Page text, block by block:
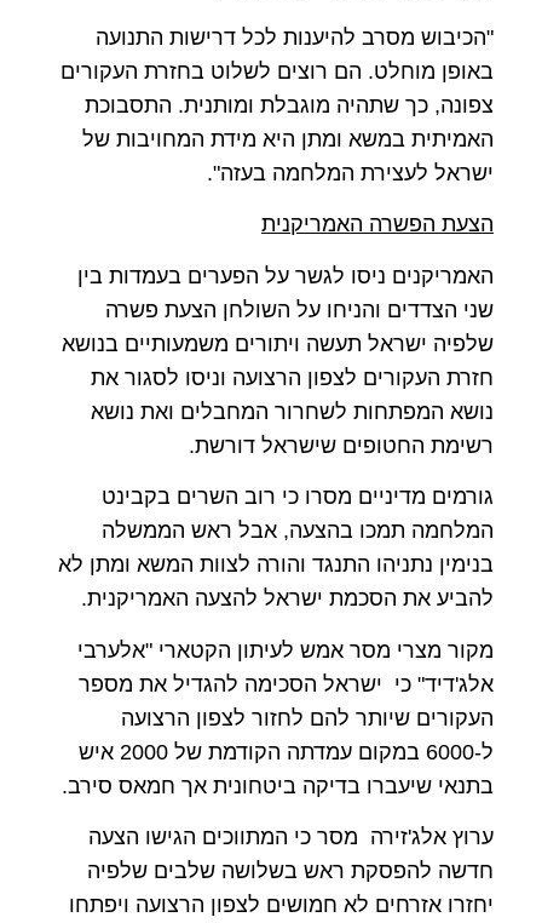
"הכיבוש מסרב להיענות לכל דרישות התנועה
באופן מוחלט. הם רוצים לשלוט בחזרת העקורים
צפונה, כך שתהיה מוגבלת ומותנית. התסבוכת
האמיתית במשא ומתן היא מידת המחויבות של
ישראל לעצירת המלחמה בעזה".
הצעת הפשרה האמריקנית
האמריקנים ניסו לגשר על הפערים בעמדות בין
שני הצדדים והניחו על השולחן הצעת פשרה
שלפיה ישראל תעשה ויתורים משמעותיים בנושא
חזרת העקורים לצפון הרצועה וניסו לסגור את
נושא המפתחות לשחרור המחבלים ואת נושא
רשימת החטופים שישראל דורשת.
גורמים מדיניים מסרו כי רוב השרים בקבינט
המלחמה תמכו בהצעה, אבל ראש הממשלה
בנימין נתניהו התנגד והורה לצוות המשא ומתן לא
להביע את הסכמת ישראל להצעה האמריקנית.
מקור מצרי מסר אמש לעיתון הקטארי "אלערבי
אלג'דיד" כי ישראל הסכימה להגדיל את מספר
העקורים שיותר להם לחזור לצפון הרצועה
ל-6000 במקום עמדתה הקודמת של 2000 איש
בתנאי שיעברו בדיקה ביטחונית אך חמאס סירב.
ערוץ אלג'זירה מסר כי המתווכים הגישו הצעה
חדשה להפסקת ראש בשלושה שלבים שלפיה
יחזרו אזרחים לא חמושים לצפון הרצועה ויפתחו